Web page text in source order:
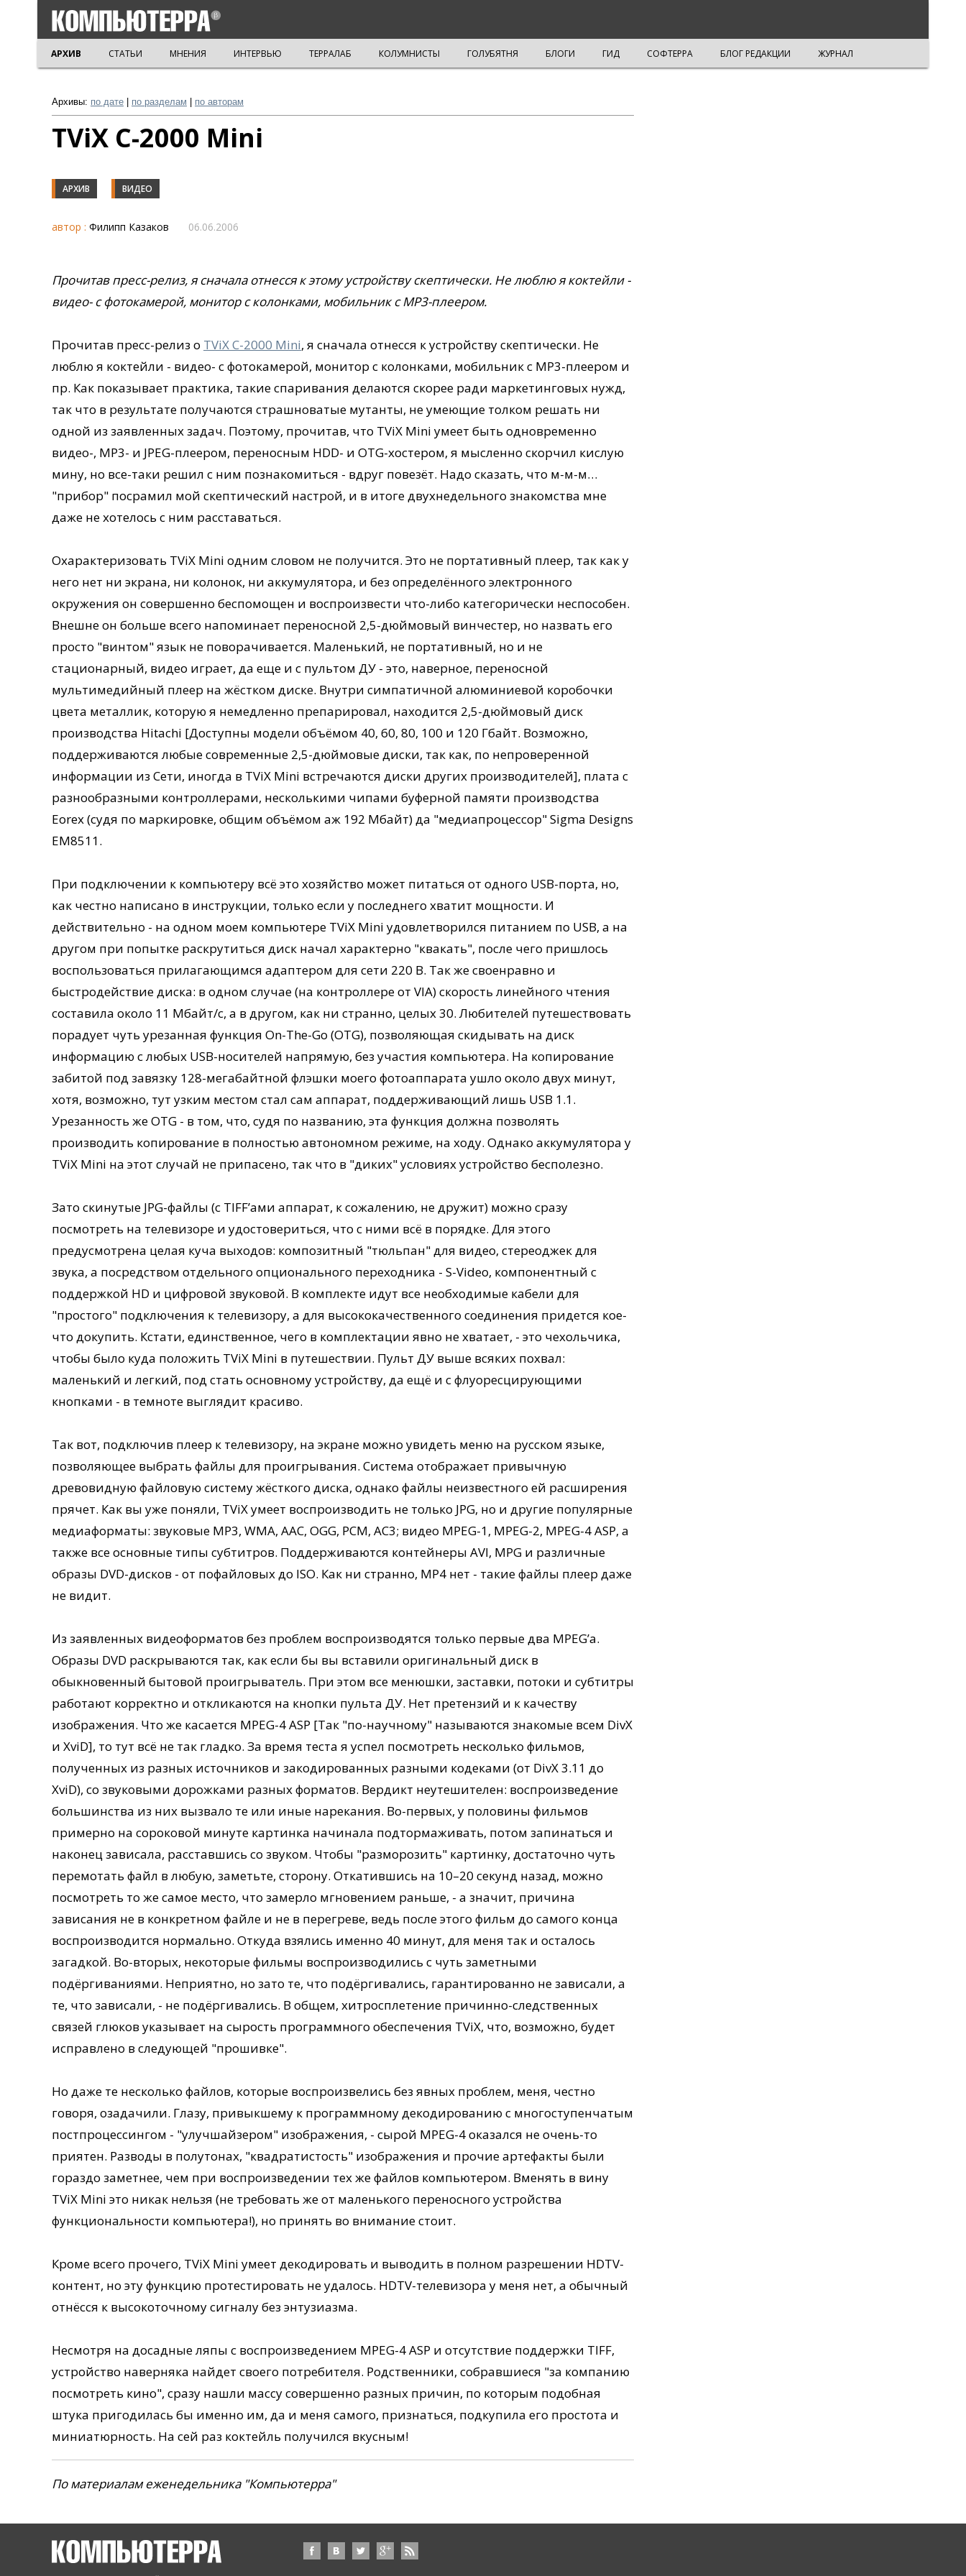
АРХИВ СТАТЬИ МНЕНИЯ ИНТЕРВЬЮ ТЕРРАЛАБ КОЛУМНИСТЫ ГОЛУБЯТНЯ БЛОГИ ГИД СОФТЕРРА БЛОГ РЕДАКЦИИ ЖУРНАЛ
Архивы: по дате по разделам по авторам
TViX С-2000 Mini
АРХИВ ВИДЕО
автор : Филипп Казаков 06.06.2006
Прочитав пресс-релиз, я сначала отнесся к этому устройству скептически. Не люблю я коктейли -
видео- с фотокамерой, монитор с колонками, мобильник с MP3-плеером.
Прочитав пресс-релиз о TViX С-2000 Mini, я сначала отнесся к устройству скептически. Не
люблю я коктейли - видео- с фотокамерой, монитор с колонками, мобильник с MP3-плеером и
пр. Как показывает практика, такие спаривания делаются скорее ради маркетинговых нужд,
так что в результате получаются страшноватые мутанты, не умеющие толком решать ни
одной из заявленных задач. Поэтому, прочитав, что TViX Mini умеет быть одновременно
видео-, MP3- и JPEG-плеером, переносным HDD- и OTG-хостером, я мысленно скорчил кислую
мину, но все-таки решил с ним познакомиться - вдруг повезёт. Надо сказать, что м-м-м…
"прибор" посрамил мой скептический настрой, и в итоге двухнедельного знакомства мне
даже не хотелось с ним расставаться.
Охарактеризовать TViX Mini одним словом не получится. Это не портативный плеер, так как у
него нет ни экрана, ни колонок, ни аккумулятора, и без определённого электронного
окружения он совершенно беспомощен и воспроизвести что-либо категорически неспособен.
Внешне он больше всего напоминает переносной 2,5-дюймовый винчестер, но назвать его
просто "винтом" язык не поворачивается. Маленький, не портативный, но и не
стационарный, видео играет, да еще и с пультом ДУ - это, наверное, переносной
мультимедийный плеер на жёстком диске. Внутри симпатичной алюминиевой коробочки
цвета металлик, которую я немедленно препарировал, находится 2,5-дюймовый диск
производства Hitachi [Доступны модели объёмом 40, 60, 80, 100 и 120 Гбайт. Возможно,
поддерживаются любые современные 2,5-дюймовые диски, так как, по непроверенной
информации из Сети, иногда в TViX Mini встречаются диски других производителей], плата с
разнообразными контроллерами, несколькими чипами буферной памяти производства
Eorex (судя по маркировке, общим объёмом аж 192 Мбайт) да "медиапроцессор" Sigma Designs
EM8511.
При подключении к компьютеру всё это хозяйство может питаться от одного USB-порта, но,
как честно написано в инструкции, только если у последнего хватит мощности. И
действительно - на одном моем компьютере TViX Mini удовлетворился питанием по USB, а на
другом при попытке раскрутиться диск начал характерно "квакать", после чего пришлось
воспользоваться прилагающимся адаптером для сети 220 В. Так же своенравно и
быстродействие диска: в одном случае (на контроллере от VIA) скорость линейного чтения
составила около 11 Мбайт/с, а в другом, как ни странно, целых 30. Любителей путешествовать
порадует чуть урезанная функция On-The-Go (OTG), позволяющая скидывать на диск
информацию с любых USB-носителей напрямую, без участия компьютера. На копирование
забитой под завязку 128-мегабайтной флэшки моего фотоаппарата ушло около двух минут,
хотя, возможно, тут узким местом стал сам аппарат, поддерживающий лишь USB 1.1.
Урезанность же OTG - в том, что, судя по названию, эта функция должна позволять
производить копирование в полностью автономном режиме, на ходу. Однако аккумулятора у
TViX Mini на этот случай не припасено, так что в "диких" условиях устройство бесполезно.
Зато скинутые JPG-файлы (с TIFF’ами аппарат, к сожалению, не дружит) можно сразу
посмотреть на телевизоре и удостовериться, что с ними всё в порядке. Для этого
предусмотрена целая куча выходов: композитный "тюльпан" для видео, стереоджек для
звука, а посредством отдельного опционального переходника - S-Video, компонентный с
поддержкой HD и цифровой звуковой. В комплекте идут все необходимые кабели для
"простого" подключения к телевизору, а для высококачественного соединения придется кое-
что докупить. Кстати, единственное, чего в комплектации явно не хватает, - это чехольчика,
чтобы было куда положить TViX Mini в путешествии. Пульт ДУ выше всяких похвал:
маленький и легкий, под стать основному устройству, да ещё и с флуоресцирующими
кнопками - в темноте выглядит красиво.
Так вот, подключив плеер к телевизору, на экране можно увидеть меню на русском языке,
позволяющее выбрать файлы для проигрывания. Система отображает привычную
древовидную файловую систему жёсткого диска, однако файлы неизвестного ей расширения
прячет. Как вы уже поняли, TViX умеет воспроизводить не только JPG, но и другие популярные
медиаформаты: звуковые MP3, WMA, AAC, OGG, PCM, AC3; видео MPEG-1, MPEG-2, MPEG-4 ASP, а
также все основные типы субтитров. Поддерживаются контейнеры AVI, MPG и различные
образы DVD-дисков - от пофайловых до ISO. Как ни странно, МР4 нет - такие файлы плеер даже
не видит.
Из заявленных видеоформатов без проблем воспроизводятся только первые два MPEG’a.
Образы DVD раскрываются так, как если бы вы вставили оригинальный диск в
обыкновенный бытовой проигрыватель. При этом все менюшки, заставки, потоки и субтитры
работают корректно и откликаются на кнопки пульта ДУ. Нет претензий и к качеству
изображения. Что же касается MPEG-4 ASP [Так "по-научному" называются знакомые всем DivX
и XviD], то тут всё не так гладко. За время теста я успел посмотреть несколько фильмов,
полученных из разных источников и закодированных разными кодеками (от DivX 3.11 до
XviD), со звуковыми дорожками разных форматов. Вердикт неутешителен: воспроизведение
большинства из них вызвало те или иные нарекания. Во-первых, у половины фильмов
примерно на сороковой минуте картинка начинала подтормаживать, потом запинаться и
наконец зависала, расставшись со звуком. Чтобы "разморозить" картинку, достаточно чуть
перемотать файл в любую, заметьте, сторону. Откатившись на 10–20 секунд назад, можно
посмотреть то же самое место, что замерло мгновением раньше, - а значит, причина
зависания не в конкретном файле и не в перегреве, ведь после этого фильм до самого конца
воспроизводится нормально. Откуда взялись именно 40 минут, для меня так и осталось
загадкой. Во-вторых, некоторые фильмы воспроизводились с чуть заметными
подёргиваниями. Неприятно, но зато те, что подёргивались, гарантированно не зависали, а
те, что зависали, - не подёргивались. В общем, хитросплетение причинно-следственных
связей глюков указывает на сырость программного обеспечения TViX, что, возможно, будет
исправлено в следующей "прошивке".
Но даже те несколько файлов, которые воспроизвелись без явных проблем, меня, честно
говоря, озадачили. Глазу, привыкшему к программному декодированию с многоступенчатым
постпроцессингом - "улучшайзером" изображения, - сырой MPEG-4 оказался не очень-то
приятен. Разводы в полутонах, "квадратистость" изображения и прочие артефакты были
гораздо заметнее, чем при воспроизведении тех же файлов компьютером. Вменять в вину
TViX Mini это никак нельзя (не требовать же от маленького переносного устройства
функциональности компьютера!), но принять во внимание стоит.
Кроме всего прочего, TViX Mini умеет декодировать и выводить в полном разрешении HDTV-
контент, но эту функцию протестировать не удалось. HDTV-телевизора у меня нет, а обычный
отнёсся к высокоточному сигналу без энтузиазма.
Несмотря на досадные ляпы с воспроизведением MPEG-4 ASP и отсутствие поддержки TIFF,
устройство наверняка найдет своего потребителя. Родственники, собравшиеся "за компанию
посмотреть кино", сразу нашли массу совершенно разных причин, по которым подобная
штука пригодилась бы именно им, да и меня самого, признаться, подкупила его простота и
миниатюрность. На сей раз коктейль получился вкусным!
По материалам еженедельника "Компьютерра"